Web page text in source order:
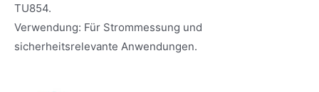
TU854.
Verwendung: Für Strommessung und
sicherheitsrelevante Anwendungen.